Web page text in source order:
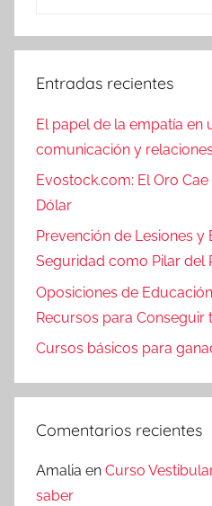
Entradas recientes
El papel de la empatía en
comunicación y
Evostock.com: El Oro
Dólar
Prevención de Lesiones y
Seguridad como Pilar del
Oposiciones de
Recursos para Conseguir
Cursos básicos para
Comentarios recientes
Amalia en Curso
saber